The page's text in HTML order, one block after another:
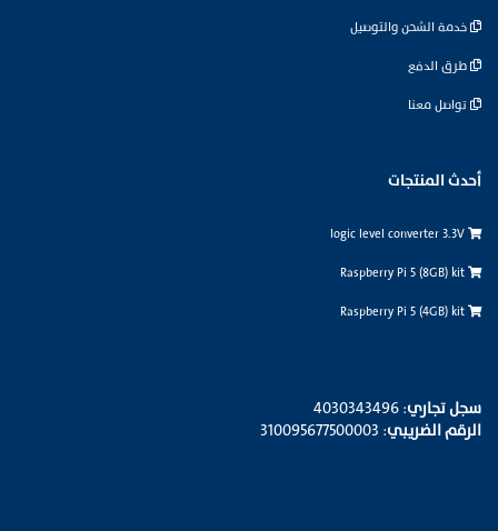
خدمة الشحن والتوصيل
طرق الدفع
تواصل معنا
أحدث المنتجات
سجل تجاري: 4030343496
الرقم الضريبي: 310095677500003